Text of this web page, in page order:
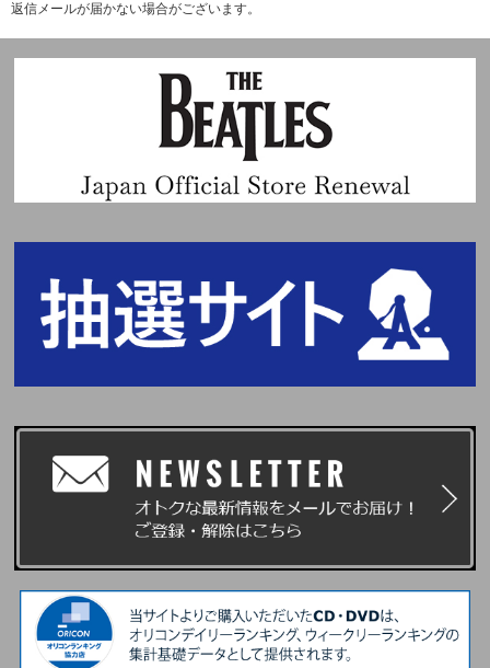
返信メールが届かない場合がございます。